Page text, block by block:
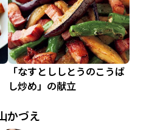
「なすとししとうのこうば
し炒め」の献立
かづえ